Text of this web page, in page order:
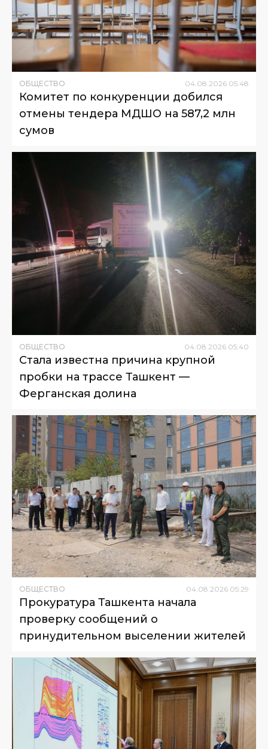
ОБЩЕСТВО 04 08 2026 05:48
Комитет по конкуренции добился
отмены тендера МДШО на 587,2 млн
сумов
ОБЩЕСТВО 04 08 2026 05:40
Стала известна причина крупной
пробки на трассе Ташкент —
Ферганская долина
ОБЩЕСТВО 04 08 2026 05:29
Прокуратура Ташкента начала
проверку сообщений о
принудительном выселении жителей